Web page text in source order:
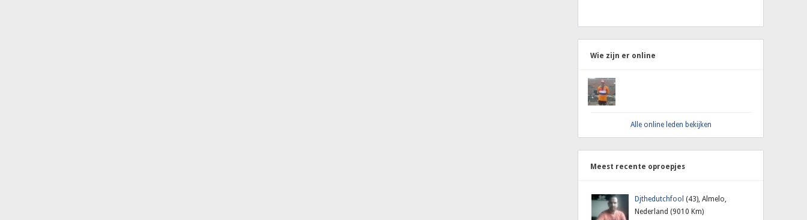
Wie zijn er online
Alle online leden bekijken
Meest recente oproepjes
Djthedutchfool (43), Almelo,
Nederland (9010 Km)